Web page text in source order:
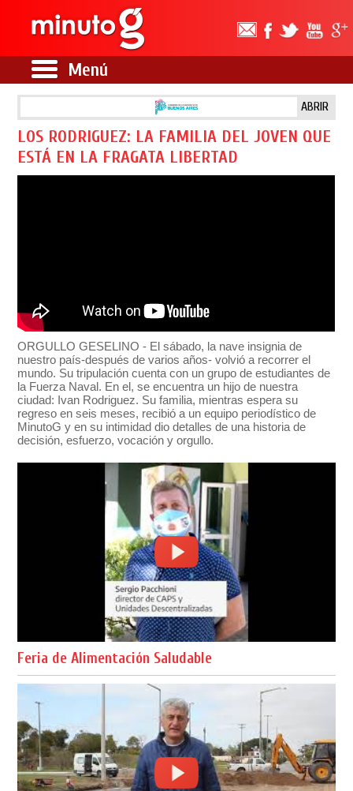
Menú
ABRIR
LOS RODRIGUEZ: LA FAMILIA DEL JOVEN QUE
ESTÁ EN LA FRAGATA LIBERTAD
ORGULLO GESELINO - El sábado, la nave insignia de
nuestro país-después de varios años- volvió a recorrer el
mundo. Su tripulación cuenta con un grupo de estudiantes de
la Fuerza Naval. En el, se encuentra un hijo de nuestra
ciudad: Ivan Rodriguez. Su familia, mientras espera su
regreso en seis meses, recibió a un equipo periodístico de
MinutoG y en su intimidad dio detalles de una historia de
decisión, esfuerzo, vocación y orgullo.
Feria de Alimentación Saludable